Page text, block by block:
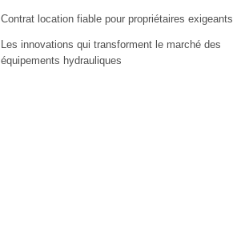
Contrat location fiable pour propriétaires exigeants
Les innovations qui transforment le marché des
équipements hydrauliques